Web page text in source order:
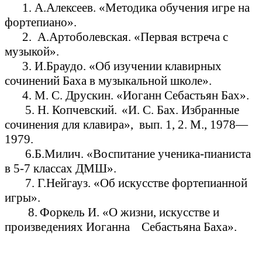
1. А.Алексеев. «Методика обучения игре на
фортепиано».
2. А.Артоболевская. «Первая встреча с
музыкой».
3. И.Браудо. «Об изучении клавирных
сочинений Баха в музыкальной школе».
4. М. С. Друскин. «Иоганн Себастьян Бах».
5. Н. Копчевский. «И. С. Бах. Избранные
сочинения для клавира», вып. 1, 2. М., 1978—
1979.
6.Б.Милич. «Воспитание ученика-пианиста
в 5-7 классах ДМШ».
7. Г.Нейгауз. «Об искусстве фортепианной
игры».
8. Форкель И. «О жизни, искусстве и
произведениях Иоганна Себастьяна Баха».